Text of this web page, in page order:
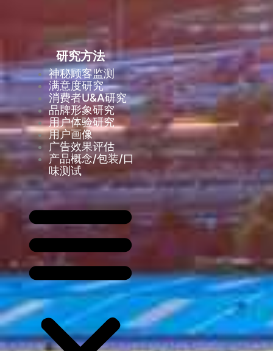
研究方法
神秘顾客监测
满意度研究
消费者U&A研究
品牌形象研究
用户体验研究
用户画像
广告效果评估
产品概念/包装/口
味测试